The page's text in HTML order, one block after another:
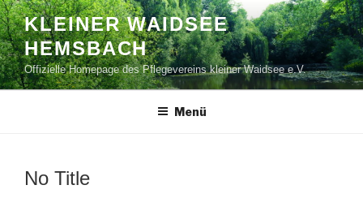
Zum
Inhalt
springen
KLEINER WAIDSEE
HEMSBACH
Offizielle Homepage des Pflegevereins kleiner Waidsee e.V.
Menü
No Title